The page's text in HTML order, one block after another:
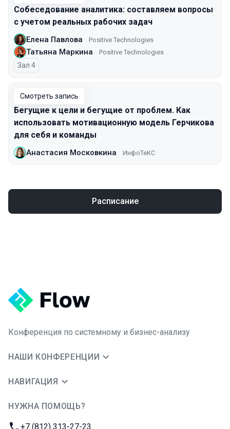
Собеседование аналитика: составляем вопросы
с учетом реальных рабочих задач
Елена Павлова Positive Technologies
Татьяна Маркина Positive Technologies
Зал 4
Смотреть запись
Бегущие к цели и бегущие от проблем. Как
использовать мотивационную модель Герчикова
для себя и команды
Анастасия Московкина ИнфоТеКС
Расписание
Конференция по системному и бизнес-анализу
НАШИ КОНФЕРЕНЦИИ
НАВИГАЦИЯ
НУЖНА ПОМОЩЬ?
Телефон:
+7 (812) 313-27-23